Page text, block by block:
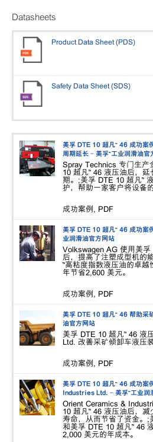
Datasheets
Product Data Sheet (PDS)
Safety Data Sheet (SDS)
美孚 DTE 10 超凡™ 46 成功案
周期延长 - 美孚™工业润滑油官
Spray Technics 专门生产
10 超凡™ 46 液压油后，
期。;美孚 DTE 10 超凡™
护，帮助一家客户将设备
成功案例, PDF
美孚 DTE 10 超凡™ 46 成功
业润滑油官方网站
Volkswagen AG 使用美孚
后，提高了注塑成型机的
™高粘度指数液压油的卓
年节省2,600 美元。
成功案例, PDF
美孚 DTE 10 超凡™ 46 帮助采
油官方网站
美孚 DTE 10 超凡™ 46 液
Ltd. 改善采矿倾卸车液压
成功案例, PDF
美孚 DTE 10 超凡™ 46 成功
Industries Ltd. - 美孚™工业润
Orient Ceramics &
10 超凡™ 46 液压油后，
寿命，从而节省了资金。;
和美孚 DTE 10 超凡™ 46
2,000 美元的年成本。